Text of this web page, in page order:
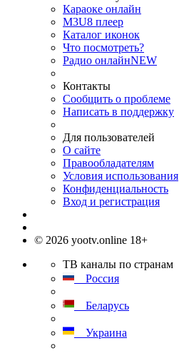
Караоке онлайн
M3U8 плеер
Каталог иконок
Что посмотреть?
Радио онлайнNEW
Контакты
Сообщить о проблеме
Написать в поддержку
Для пользователей
О сайте
Правообладателям
Условия использования
Конфиденциальность
Вход и регистрация
© 2026 yootv.online 18+
ТВ каналы по странам
Россия
Беларусь
Украина